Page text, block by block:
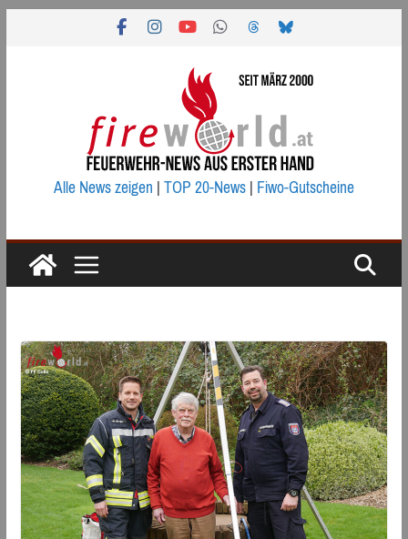
Alle News zeigen|TOP 20-News|Fiwo-Gutscheine